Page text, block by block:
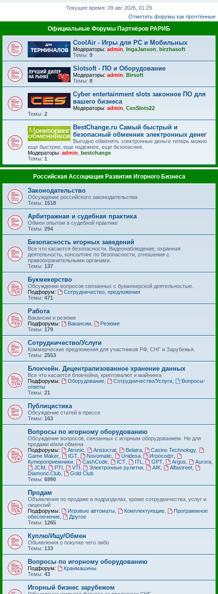
Текущее время: 09 авг 2026, 01:29
Отметить форумы как прочтённые
Официальные Форумы Партнёров РАРИБ
CoolAir - Игры для PC и Мобильных
Модераторы: admin IngaJanson birzhasoft
Темы: 9
Slotsoft - ПО и Оборудование
Модераторы: admin Birsoft
Темы: 8
Cyber entertainment slots законное ПО для
вашего бизнеса
Модераторы: admin CesSlots22
Темы: 2
BestChange.ru Самый быстрый и
безопасный обменник электронных денег
Выгодно обменять электронные деньги теперь можно
еще быстрее, еще надежнее, еще безопаснее.
Модераторы: admin bestchange
Темы: 1
Российская Ассоциация Развития Игорного Бизнеса
Законодательство
Обсуждение российского законодательства
Темы: 1518
Арбитражная и судебная практика
Обмен опытом в судебной практике
Темы: 294
Безопасность игорных заведений
Все что касается безопасности. Видеонаблюдение, охранная
деятельность, консалтинг по безопасности, отношения с
правоохранительными органами.
Темы: 137
Букмекерство
Обсуждение вопросов связанных с букмекерской деятельностью.
Подфорум:
Сотрудничество, предложения
Темы: 471
Работа
Вакансии и резюме
Подфорумы:
Вакансии,
Резюме
Темы: 179
Сотрудничество/Услуги
Коммерческие предложения для участников РФ, СНГ и Зарубежья.
Темы: 2553
Блокчейн. Децентрализованное хранение данных
Все что касается блокчейна, криптовалют и майнинга
Подфорумы:
Оборудование, Сотрудничество/Услуги,
Вопросы-
ответы
Темы: 21
Публицистика
Обсуждение статей в прессе
Темы: 163
Вопросы по игорному оборудованию
Обсуждение вопросов, связанных с игорным оборудованием. Не для
продажи и/или обмена
Подфорумы:
Atronic Aristocrat, Belatra, Casino Technology
Game Maker
IGT, Novomatic Unidesa, Игрософт
Купюроприемники
CashCode, ICT, ITL GPT Argus Aurora
JCM, PTI VTI Электронные рулетки AIK Alfastreet
Diamond Club
Gold Club
Темы: 6990
Продам
Объявления по продаже в подразделах, кроме сотрудничества, услуг и
лицензий
Подфорумы:
Игровые автоматы, Комплектующие,
Программное
обеспечение
Другое
Темы: 1265
Куплю/Ищу/Обмен
Обьявления о покупке чего либо
Темы: 133
Вопросы по игорному оборудованию
Подфорум:
Кранмашины
Темы: 43
Игорный бизнес зарубежом